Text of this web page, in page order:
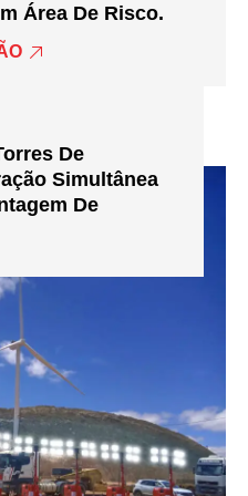
Área De Risco.
De
Simultânea
De